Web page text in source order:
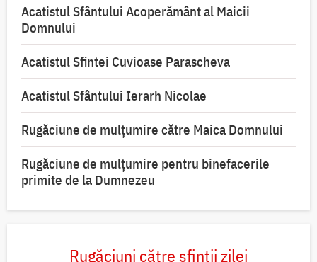
Acatistul Sfântului Acoperământ al Maicii
Domnului
Acatistul Sfintei Cuvioase Parascheva
Acatistul Sfântului Ierarh Nicolae
Rugăciune de mulţumire către Maica Domnului
Rugăciune de mulțumire pentru binefacerile
primite de la Dumnezeu
Rugăciuni către sfinții zilei